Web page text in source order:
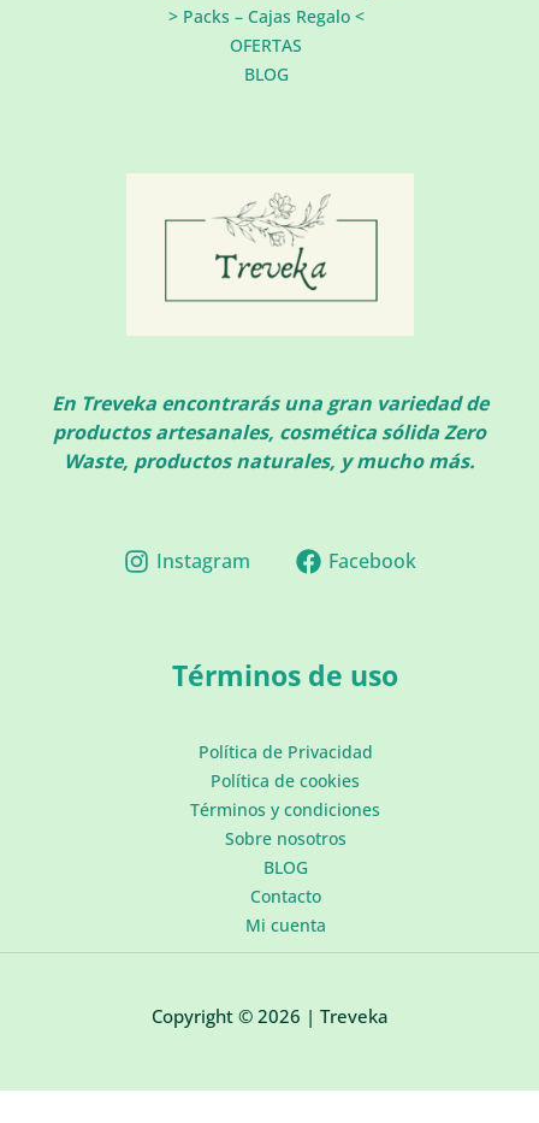
> Packs – Cajas Regalo <
OFERTAS
BLOG
En Treveka encontrarás una gran variedad de
productos artesanales, cosmética sólida Zero
Waste, productos naturales, y mucho más.
Instagram Facebook
Términos de uso
Política de Privacidad
Política de cookies
Términos y condiciones
Sobre nosotros
BLOG
Contacto
Mi cuenta
Copyright © 2026 | Treveka